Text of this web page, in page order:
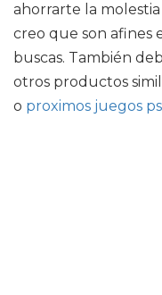
ahorrarte la
creo que son afines
buscas. También
otros productos
o proximos juegos